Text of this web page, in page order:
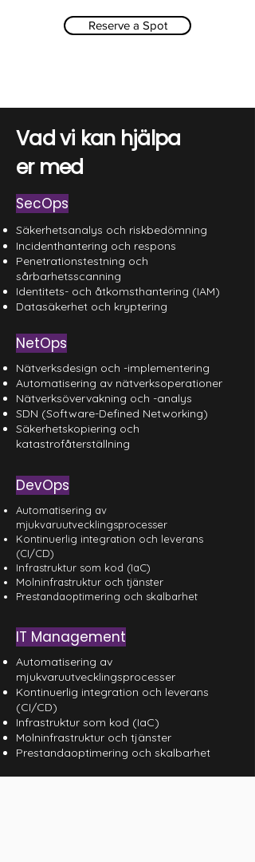
Reserve a Spot
Vad vi kan hjälpa
er med
SecOps
Säkerhetsanalys och riskbedömning
Incidenthantering och respons
Penetrationstestning och
sårbarhetsscanning
Identitets- och åtkomsthantering (IAM)
Datasäkerhet och kryptering
NetOps
Nätverksdesign och -implementering
Automatisering av nätverksoperationer
Nätverksövervakning och -analys
SDN (Software-Defined Networking)
Säkerhetskopiering och
katastrofåterställning
DevOps
Automatisering av
mjukvaruutvecklingsprocesser
Kontinuerlig integration och leverans
(CI/CD)
Infrastruktur som kod (IaC)
Molninfrastruktur och tjänster
Prestandaoptimering och skalbarhet
IT Management
Automatisering av
mjukvaruutvecklingsprocesser
Kontinuerlig integration och leverans
(CI/CD)
Infrastruktur som kod (IaC)
Molninfrastruktur och tjänster
Prestandaoptimering och skalbarhet